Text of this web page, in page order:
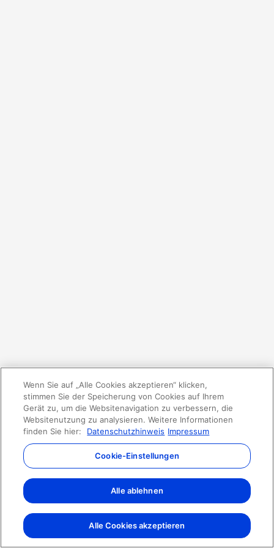
Wenn Sie auf „Alle Cookies akzeptieren“ klicken,
stimmen Sie der Speicherung von Cookies auf Ihrem
Gerät zu, um die Websitenavigation zu verbessern, die
Websitenutzung zu analysieren. Weitere Informationen
finden Sie hier:
Datenschutzhinweis Impressum
Cookie-Einstellungen
Alle ablehnen
Alle Cookies akzeptieren